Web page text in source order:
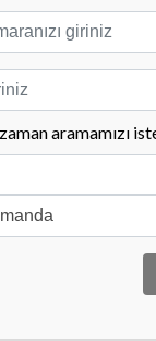
Fotoğrafları Göster
BANYO & WC
3 ADET
aramamızı